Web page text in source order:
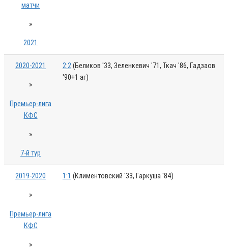
матчи
»
2021
2020-2021
»
Премьер-лига
КФС
»
7-й тур
2:2(Беликов '33, Зеленкевич '71, Ткач '86, Гадзаов
'90+1 аг)
2019-2020
»
Премьер-лига
КФС
»
1:1 (Климентовский '33, Гаркуша '84)